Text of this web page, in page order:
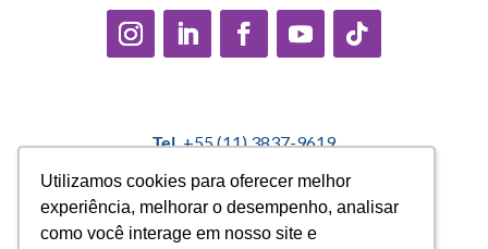
Utilizamos cookies para oferecer melhor
experiência, melhorar o desempenho, analisar
como você interage em nosso site e
Utilizamos cookies para oferecer melhor
experiência, melhorar o desempenho, analisar
como você interage em nosso site e
Tel.+55 (11) 3837-9619
Política Interna de Proteção de Dados |Encarregado de
Dados: Marcelo Correa |